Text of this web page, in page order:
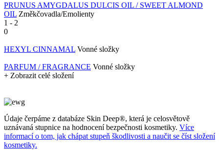
PRUNUS AMYGDALUS DULCIS OIL / SWEET ALMOND
OIL Změkčovadla/Emolienty
1 - 2
0
HEXYL CINNAMAL Vonné složky
PARFUM / FRAGRANCE Vonné složky
+ Zobrazit celé složení
Údaje čerpáme z databáze Skin Deep®, která je celosvětově
uznávaná stupnice na hodnocení bezpečnosti kosmetiky. Více
informací o tom, jak chápat stupeň škodlivosti a naučit se číst složení
kosmetiky.